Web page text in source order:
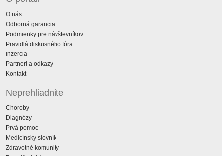
O nás
Odborná garancia
Podmienky pre návštevníkov
Pravidlá diskusného fóra
Inzercia
Partneri a odkazy
Kontakt
Neprehliadnite
Choroby
Diagnózy
Prvá pomoc
Medicínsky slovník
Zdravotné komunity